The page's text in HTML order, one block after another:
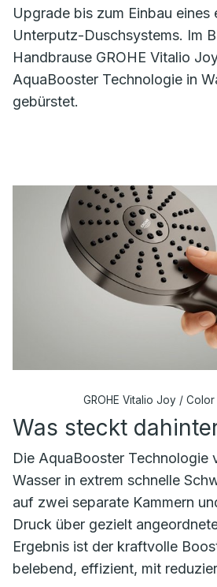
Upgrade bis zum Einbau eines
Unterputz-Duschsystems. Im
Handbrause GROHE Vitalio
AquaBooster Technologie in
gebürstet.
GROHE Vitalio Joy /
Was steckt
Die AquaBooster Technologie
Wasser in extrem schnelle
auf zwei separate Kammern
Druck über gezielt
Ergebnis ist der kraftvolle
belebend, effizient, mit